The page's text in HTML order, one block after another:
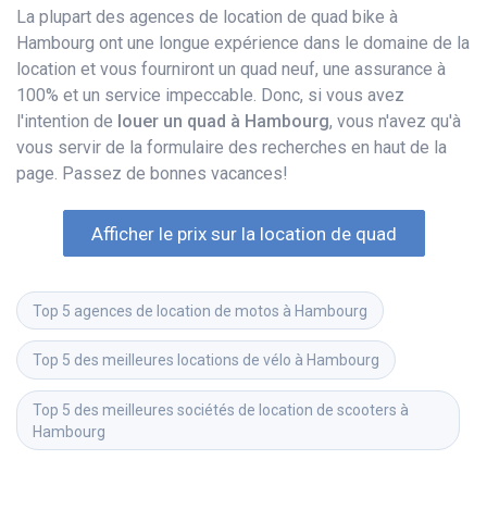
La plupart des agences de location de quad bike à
Hambourg ont une longue expérience dans le domaine de la
location et vous fourniront un quad neuf, une assurance à
100% et un service impeccable. Donc, si vous avez
l'intention de louer un quad à Hambourg, vous n'avez qu'à
vous servir de la formulaire des recherches en haut de la
page. Passez de bonnes vacances!
Afficher le prix sur la location de quad
Top 5 agences de location de motos à Hambourg
Top 5 des meilleures locations de vélo à Hambourg
Top 5 des meilleures sociétés de location de scooters à
Hambourg